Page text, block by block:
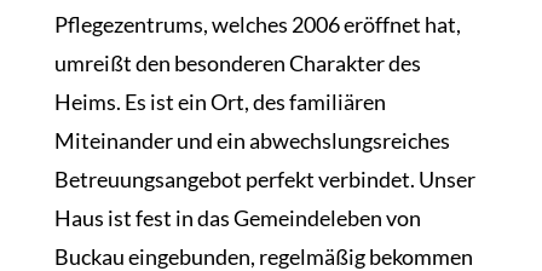
Pflegezentrums, welches 2006 eröffnet hat,
umreißt den besonderen Charakter des
Heims. Es ist ein Ort, des familiären
Miteinander und ein abwechslungsreiches
Betreuungsangebot perfekt verbindet. Unser
Haus ist fest in das Gemeindeleben von
Buckau eingebunden, regelmäßig bekommen